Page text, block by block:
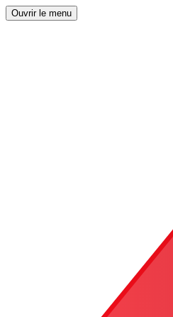
Ouvrir le menu